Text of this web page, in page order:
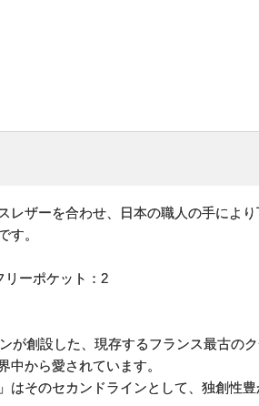
レザーを合わせ、日本の職人の手によ
す。
ーポケット：2
が創設した、現存するフランス最古の
中から愛されています。
はそのセカンドラインとして、独創性